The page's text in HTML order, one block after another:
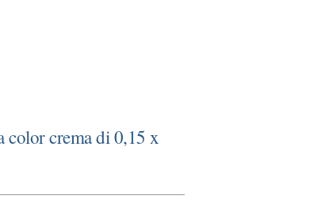
color crema di 0,15 x